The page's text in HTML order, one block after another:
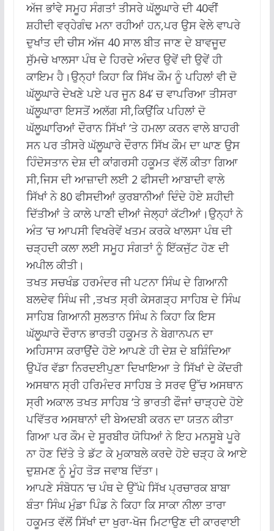
ਅੱਜ ਭਾਂਵੇ ਸਮੂਹ ਸੰਗਤਾਂ ਤੀਸਰੇ ਘੱਲੂਘਾਰੇ ਦੀ 40ਵੀਂ
ਸ਼ਹੀਦੀ ਵਰ੍ਹੇਗੰਢ ਮਨਾ ਰਹੀਆਂ ਹਨ,ਪਰ ਉਸ ਵੇਲੇ ਵਾਪਰੇ
ਦੁਖਾਂਤ ਦੀ ਚੀਸ ਅੱਜ 40 ਸਾਲ ਬੀਤ ਜਾਣ ਦੇ ਬਾਵਜੂਦ
ਸੁੱਮਚੇ ਖਾਲਸਾ ਪੰਥ ਦੇ ਹਿਰਦੇ ਅੰਦਰ ਉਵੇਂ ਦੀ ਉਵੇਂ ਹੀ
ਕਾਇਮ ਹੈ।ਉਨ੍ਹਾਂ ਕਿਹਾ ਕਿ ਸਿੱਖ ਕੌਮ ਨੂੰ ਪਹਿਲਾਂ ਵੀ ਦੋ
ਘੱਲੂਘਾਰੇ ਦੇਖਣੇ ਪਏ ਪਰ ਜੂਨ 84’ ਚ ਵਾਪਰਿਆ ਤੀਸਰਾ
ਘੱਲੂਘਾਰਾ ਇਸਤੋਂ ਅਲੱਗ ਸੀ,ਕਿਉਂਕਿ ਪਹਿਲਾਂ ਦੋ
ਘੱਲੂਘਾਰਿਆਂ ਦੌਰਾਨ ਸਿੱਖਾਂ ‘ਤੇ ਹਮਲਾ ਕਰਨ ਵਾਲੇ ਬਾਹਰੀ
ਸਨ ਪਰ ਤੀਸਰੇ ਘੱਲੂਘਾਰੇ ਦੌਰਾਨ ਸਿੱਖ ਕੌਮ ਦਾ ਘਾਣ ਉਸ
ਹਿੰਦੋਸਤਾਨ ਦੇਸ਼ ਦੀ ਕਾਂਗਰਸੀ ਹਕੂਮਤ ਵੱਲੋਂ ਕੀਤਾ ਗਿਆ
ਸੀ,ਜਿਸ ਦੀ ਆਜ਼ਾਦੀ ਲਈ 2 ਫੀਸਦੀ ਆਬਾਦੀ ਵਾਲੇ
ਸਿੱਖਾਂ ਨੇ 80 ਫੀਸਦੀਆਂ ਕੁਰਬਾਨੀਆਂ ਦਿੰਦੇ ਹੋਏ ਸ਼ਹੀਦੀ
ਦਿੱਤੀਆਂ ਤੇ ਕਾਲੇ ਪਾਣੀ ਦੀਆਂ ਜੇਲ੍ਹਾਂ ਕੱਟੀਆਂ।ਉਨ੍ਹਾਂ ਨੇ
ਅੰਤ ‘ਚ ਆਪਸੀ ਵਿਖਰੇਵੇਂ ਖਤਮ ਕਰਕੇ ਖਾਲਸਾ ਪੰਥ ਦੀ
ਚੜ੍ਹਦੀ ਕਲਾ ਲਈ ਸਮੂਹ ਸੰਗਤਾਂ ਨੂੰ ਇੱਕਜੁੱਟ ਹੋਣ ਦੀ
ਅਪੀਲ ਕੀਤੀ।
ਤਖਤ ਸਚਖੰਡ ਹਰਮੰਦਰ ਜੀ ਪਟਨਾ ਸਿੰਘ ਦੇ ਗਿਆਨੀ
ਬਲਦੇਵ ਸਿੰਘ ਜੀ ,ਤਖਤ ਸ੍ਰੀ ਕੇਸਗੜ੍ਹ ਸਾਹਿਬ ਦੇ ਸਿੰਘ
ਸਾਹਿਬ ਗਿਆਨੀ ਸੁਲਤਾਨ ਸਿੰਘ ਨੇ ਕਿਹਾ ਕਿ ਇਸ
ਘੱਲੂਘਾਰੇ ਦੌਰਾਨ ਭਾਰਤੀ ਹਕੂਮਤ ਨੇ ਬੇਗਾਨਪਨ ਦਾ
ਅਹਿਸਾਸ ਕਰਾਉਂਦੇ ਹੋਏ ਆਪਣੇ ਹੀ ਦੇਸ਼ ਦੇ ਬਸ਼ਿੰਦਿਆ
ਉਪੱਰ ਵੱਡਾ ਨਿਰਦਈਪੁਣਾ ਦਿਖਾਇਆ ਤੇ ਸਿੱਖਾਂ ਦੇ ਕੇਂਦਰੀ
ਅਸਥਾਨ ਸ੍ਰੀ ਹਰਿਮੰਦਰ ਸਾਹਿਬ ਤੇ ਸਰਵ ਉੱਚ ਅਸਥਾਨ
ਸ੍ਰੀ ਅਕਾਲ ਤਖਤ ਸਾਹਿਬ ‘ਤੇ ਭਾਰਤੀ ਫੌਜਾਂ ਚਾੜ੍ਹਦੇ ਹੋਏ
ਪਵਿੱਤਰ ਅਸਥਾਨਾਂ ਦੀ ਬੇਅਦਬੀ ਕਰਨ ਦਾ ਯਤਨ ਕੀਤਾ
ਗਿਆ ਪਰ ਕੌਮ ਦੇ ਸੂਰਬੀਰ ਯੋਧਿਆਂ ਨੇ ਇਹ ਮਨਸੂਬੇ ਪੂਰੇ
ਨਾ ਹੋਣ ਦਿੱਤੇ ਤੇ ਡੱਟ ਕੇ ਮੁਕਾਬਲੇ ਕਰਦੇ ਹੋਏ ਚੜ੍ਹ ਕੇ ਆਏ
ਦੁਸ਼ਮਣ ਨੂੰ ਮੂੰਹ ਤੋੜ ਜਵਾਬ ਦਿੱਤਾ।
ਆਪਣੇ ਸੰਬੋਧਨ ‘ਚ ਪੰਥ ਦੇ ਉੱਘੇ ਸਿੱਖ ਪ੍ਰਚਾਰਕ ਬਾਬਾ
ਬੰਤਾ ਸਿੰਘ ਮੁੰਡਾ ਪਿੰਡ ਨੇ ਕਿਹਾ ਕਿ ਸਾਕਾ ਨੀਲਾ ਤਾਰਾ
ਹਕੂਮਤ ਵੱਲੋਂ ਸਿੱਖਾਂ ਦਾ ਖੁਰਾ-ਖੋਜ ਮਿਟਾਉਣ ਦੀ ਕਾਰਵਾਈ